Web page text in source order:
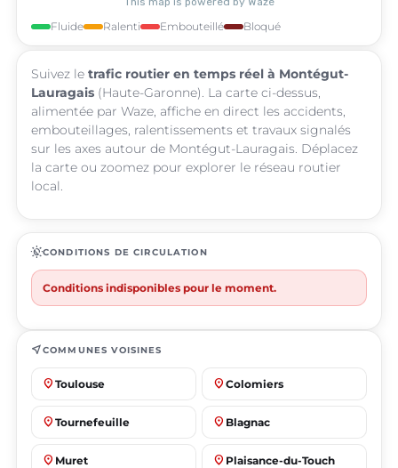
Fluide Ralenti Embouteillé Bloqué
Suivez le trafic routier en temps réel à Montégut-
Lauragais (Haute-Garonne). La carte ci-dessus,
alimentée par Waze, affiche en direct les accidents,
embouteillages, ralentissements et travaux signalés
sur les axes autour de Montégut-Lauragais. Déplacez
la carte ou zoomez pour explorer le réseau routier
local.
routineCONDITIONS DE CIRCULATION
Conditions indisponibles pour le moment.
near_meCOMMUNES VOISINES
place Toulouse place Colomiers
place Tournefeuille place Blagnac
place Muret place Plaisance-du-Touch